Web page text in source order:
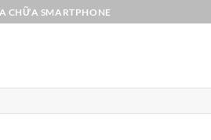
CHỮA SMARTPHONE